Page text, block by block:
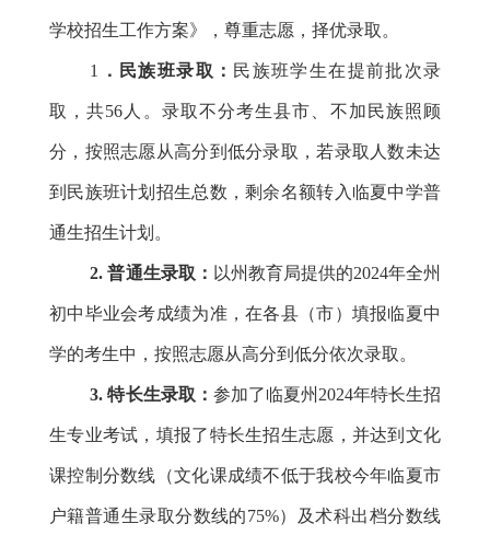
学校招生工作方案》，尊重志愿，择优录取。
1 ．民族班录取： 民族班学生在提前批次录
取，共56人。录取不分考生县市、不加民族照顾
分，按照志愿从高分到低分录取，若录取人数未达
到民族班计划招生总数，剩余名额转入临夏中学普
通生招生计划。
2. 普通生录取： 以州教育局提供的2024年全州
初中毕业会考成绩为准，在各县（市）填报临夏中
学的考生中，按照志愿从高分到低分依次录取。
3. 特长生录取： 参加了临夏州2024年特长生招
生专业考试，填报了特长生招生志愿，并达到文化
课控制分数线（文化课成绩不低于我校今年临夏市
户籍普通生录取分数线的75%）及术科出档分数线